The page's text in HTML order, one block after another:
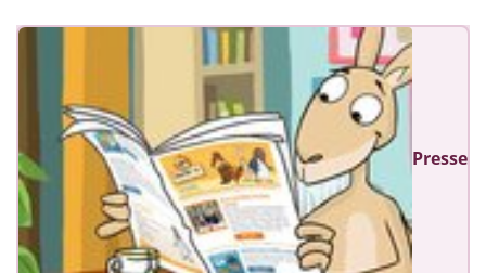
Presse